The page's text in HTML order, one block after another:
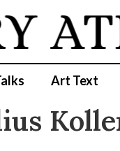
Art Text